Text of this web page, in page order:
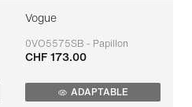
Vogue
0VO5575SB - Papillon
Adaptable
CHF 173.00
ADAPTABLE